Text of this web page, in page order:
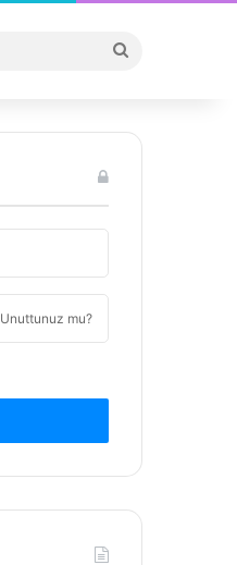
...
Unuttunuz mu?